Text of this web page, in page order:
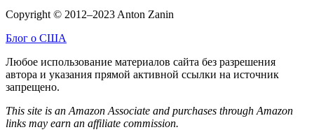
Copyright © 2012–2023 Anton Zanin
Блог о США
Любое использование материалов сайта без разрешения
автора и указания прямой активной ссылки на источник
запрещено.
This site is an Amazon Associate and purchases through Amazon
links may earn an affiliate commission.